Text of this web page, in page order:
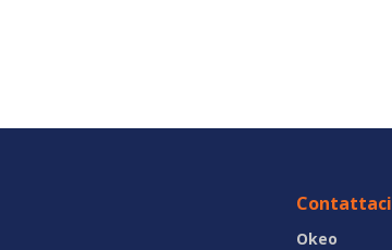
Contattaci
Okeo